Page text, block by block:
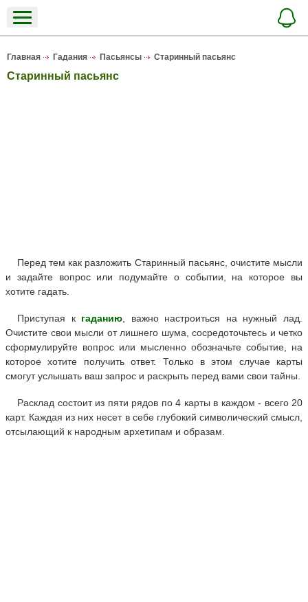
Главная Гадания Пасьянсы Старинный пасьянс
Старинный пасьянс
Перед тем как разложить Старинный пасьянс, очистите мысли
и задайте вопрос или подумайте о событии, на которое вы
хотите гадать.
Приступая к гаданию , важно настроиться на нужный лад.
Очистите свои мысли от лишнего шума, сосредоточьтесь и четко
сформулируйте вопрос или мысленно обозначьте событие, на
которое хотите получить ответ. Только в этом случае карты
смогут услышать ваш запрос и раскрыть перед вами свои тайны.
Расклад состоит из пяти рядов по 4 карты в каждом - всего 20
карт. Каждая из них несет в себе глубокий символический смысл,
отсылающий к народным архетипам и образам.